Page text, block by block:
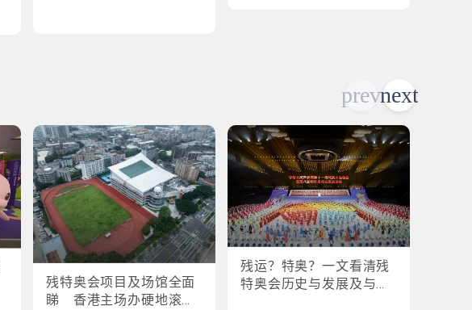
残特奥会项目及场馆全面
睇 香港主场办硬地滚球
残运？特奥？一文看清残
特奥会历史与发展及与全